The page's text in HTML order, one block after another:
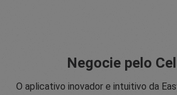
Negocie pelo
O aplicativo inovador e intuitivo da